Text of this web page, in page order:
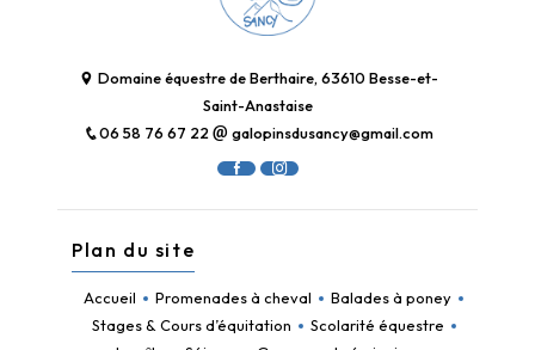
Domaine équestre de Berthaire, 63610 Besse-et-
Saint-Anastaise
06 58 76 67 22
galopinsdusancy@gmail.com
Plan du site
Accueil Promenades à cheval
Balades à poney
Stages & Cours d’équitation
Scolarité équestre